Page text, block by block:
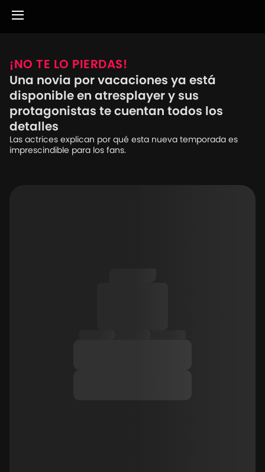
¡NO TE LO PIERDAS!
Una novia por vacaciones ya está
disponible en atresplayer y sus
protagonistas te cuentan todos los
detalles
Las actrices explican por qué esta nueva temporada es
imprescindible para los fans.